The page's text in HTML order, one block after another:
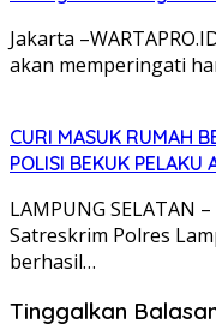
Jakarta
akan memperingati
CURI MASUK RUMAH
POLISI BEKUK
LAMPUNG SELATAN
Satreskrim Polres
berhasil…
Tinggalkan